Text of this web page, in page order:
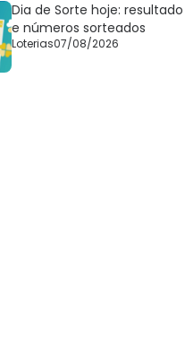
Dia de Sorte hoje:
e números sorteados
Loterias07/08/2026